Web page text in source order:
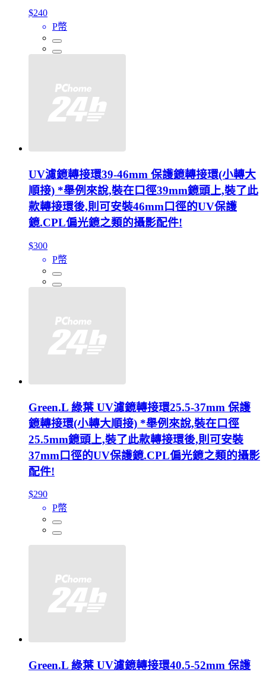
$240
P幣
UV濾鏡轉接環39-46mm 保護鏡轉接環(小轉大
順接) *舉例來說,裝在口徑39mm鏡頭上,裝了此
款轉接環後,則可安裝46mm口徑的UV保護
鏡.CPL偏光鏡之類的攝影配件!
$300
P幣
Green.L 綠葉 UV濾鏡轉接環25.5-37mm 保護
鏡轉接環(小轉大順接) *舉例來說,裝在口徑
25.5mm鏡頭上,裝了此款轉接環後,則可安裝
37mm口徑的UV保護鏡.CPL偏光鏡之類的攝影
配件!
$290
P幣
Green.L 綠葉 UV濾鏡轉接環40.5-52mm 保護